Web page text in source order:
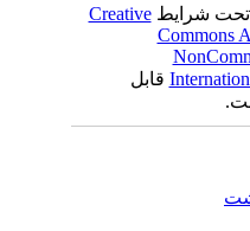
تحت شرایطCreative
قابل